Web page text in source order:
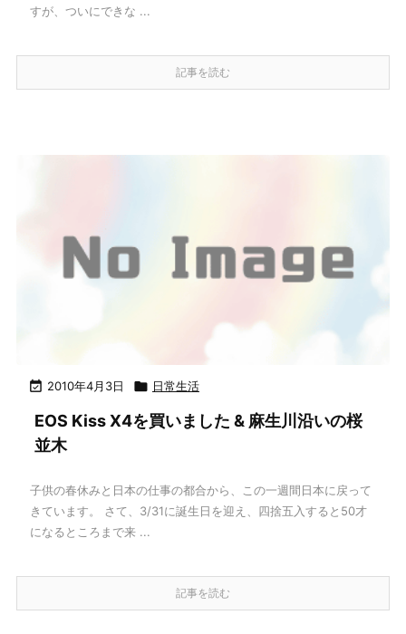
すが、ついにできな ...
記事を読む
 2010年4月3日  日常生活
EOS Kiss X4を買いました & 麻生川沿いの桜
並木
子供の春休みと日本の仕事の都合から、この一週間日本に戻って
きています。 さて、3/31に誕生日を迎え、四捨五入すると50才
になるところまで来 ...
記事を読む